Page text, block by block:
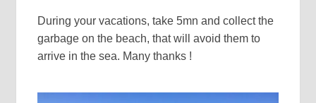
During your vacations, take 5mn and collect the
garbage on the beach, that will avoid them to
arrive in the sea. Many thanks !